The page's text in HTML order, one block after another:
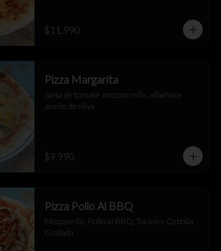
$11.990
Pizza Margarita
Salsa de tomate ,mozzarrella , albahaca
,aceite de oliva
$9.990
Pizza Pollo Al BBQ
Mozzarella , Pollo al BBQ, Tocino y Cebolla
Grillada